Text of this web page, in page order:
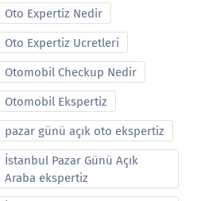
Oto Expertiz Nedir
Oto Expertiz Ucretleri
Otomobil Checkup Nedir
Otomobil Ekspertiz
pazar günü açık oto ekspertiz
İstanbul Pazar Günü Açık
Araba ekspertiz